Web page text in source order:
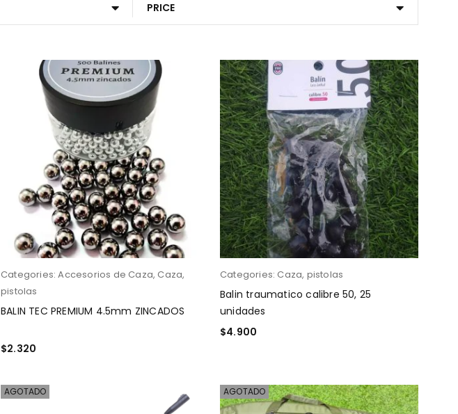
PRICE
Categories:Accesorios de Caza, Caza,
pistolas
BALIN TEC PREMIUM 4.5mm ZINCADOS
$2.320
Categories: Caza, pistolas
Balin traumatico calibre 50, 25
unidades
$4.900
AGOTADO AGOTADO